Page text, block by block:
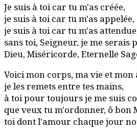
Je suis à toi car tu m'as créée,
je suis à toi car tu m'as appelée,
je suis à toi car tu m'as
sans toi, Seigneur, je me serais
Dieu, Miséricorde, Eternelle
Voici mon corps, ma vie et mon
je les remets entre tes mains,
à toi pour toujours je me suis
que veux tu m'ordonner, ô bon
toi dont l'amour chaque jour